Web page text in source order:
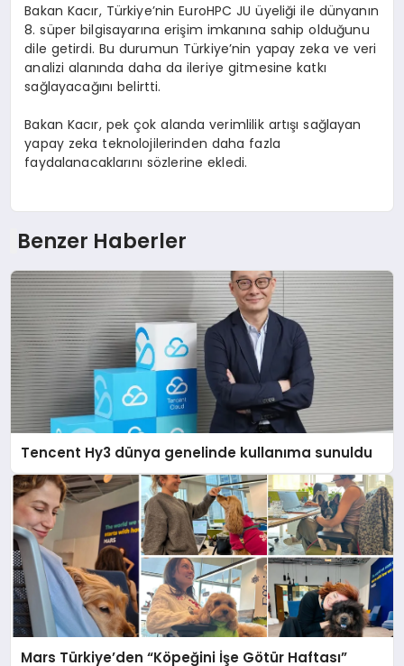
Bakan Kacır, Türkiye’nin EuroHPC JU üyeliği ile dünyanın
8. süper bilgisayarına erişim imkanına sahip olduğunu
dile getirdi. Bu durumun Türkiye’nin yapay zeka ve veri
analizi alanında daha da ileriye gitmesine katkı
sağlayacağını belirtti.
Bakan Kacır, pek çok alanda verimlilik artışı sağlayan
yapay zeka teknolojilerinden daha fazla
faydalanacaklarını sözlerine ekledi.
Benzer Haberler
Tencent Hy3 dünya genelinde kullanıma sunuldu
Mars Türkiye’den “Köpeğini İşe Götür Haftası”